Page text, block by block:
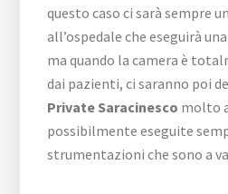
questo caso ci sarà sempre
all’ospedale che eseguirà
ma quando la camera è
dai pazienti, ci saranno poi
Private Saracinesco molto
possibilmente eseguite
strumentazioni che sono a